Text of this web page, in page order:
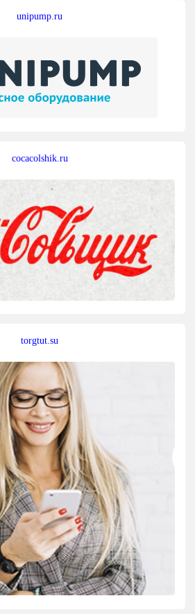
unipump.ru
cocacolshik.ru
torgtut.su